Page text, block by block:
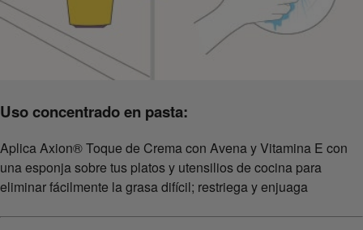
Uso concentrado en pasta:
Aplica Axion® Toque de Crema con Avena y Vitamina E con
una esponja sobre tus platos y utensilios de cocina para
eliminar fácilmente la grasa difícil; restriega y enjuaga